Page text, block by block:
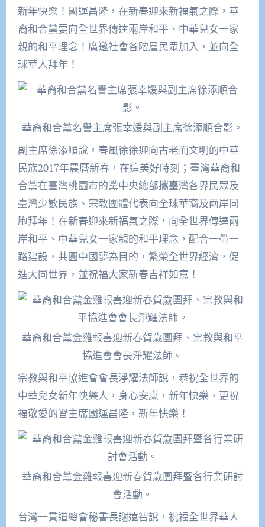
新年快樂！國運昌隆，在新春迎來新福氣之際，華
裔和合黨要向全世界傳達兩岸和平、中華兒女一家
親的和平理念！廣邀社會各階層民眾加入，並向全
球華人拜年！
華裔和合黨名譽主席張幸媛與副主席徐添順合影。
副主席徐添順說，春風徐徐迎向古老而文明的中華
民族2017年農曆新春，在這美好時刻；臺灣華裔和
合黨在臺灣桃園市的黨中央總部攜臺灣各界民眾及
臺灣少數民族、宗教團體代表向全球華裔及兩岸同
胞拜年！在新春迎來新福氣之際，向全世界傳達兩
岸和平、中華兒女一家親的和平理念，配合一帶一
路建設，共圓中國夢為目的，繁榮全世界經濟，促
進大同世界，並祝福大家新春吉祥如意！
華裔和合黨金雞報喜迎新春賀歲團拜、宗教與和平
協進會會長淨耀法師。
宗教與和平協進會會長淨耀法師說，恭祝全世界的
中華兒女新年快樂人，身心安康，新年快樂，更祝
福敬愛的習主席國運昌隆，新年快樂！
華裔和合黨金雞報喜迎新春賀歲團拜暨各行業研討
會活動。
台灣一貫道總會秘書長謝遠智說，祝福全世界華人